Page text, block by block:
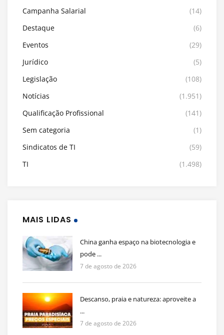
Campanha Salarial
(14)
Destaque
(6)
Eventos
(29)
Jurídico
(5)
Legislação
(108)
Notícias
(1.951)
Qualificação Profissional
(141)
Sem categoria
(1)
Sindicatos de TI
(59)
TI
(1.498)
MAIS LIDAS
China ganha espaço na biotecnologia e
pode ...
7 de agosto de 2026
Descanso, praia e natureza: aproveite a
...
7 de agosto de 2026